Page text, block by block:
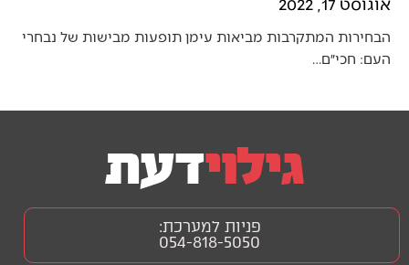
הבחירות המתקרבות מביאות עימן תופעות מבישות של נבחרי
העם: חכי״ם…
פניות למערכת:
054-818-5050